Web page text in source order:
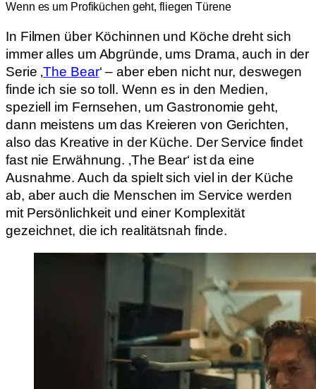
Wenn es um Profiküchen geht, fliegen Türene
In Filmen über Köchinnen und Köche dreht sich
immer alles um Abgründe, ums Drama, auch in der
Serie ‚The Bear‘ – aber eben nicht nur, deswegen
finde ich sie so toll. Wenn es in den Medien,
speziell im Fernsehen, um Gastronomie geht,
dann meistens um das Kreieren von Gerichten,
also das Kreative in der Küche. Der Service findet
fast nie Erwähnung. ‚The Bear‘ ist da eine
Ausnahme. Auch da spielt sich viel in der Küche
ab, aber auch die Menschen im Service werden
mit Persönlichkeit und einer Komplexität
gezeichnet, die ich realitätsnah finde.